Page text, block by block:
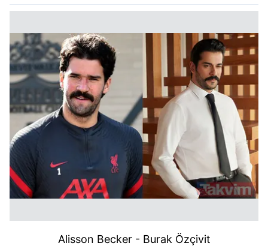
Alisson Becker - Burak Özçivit